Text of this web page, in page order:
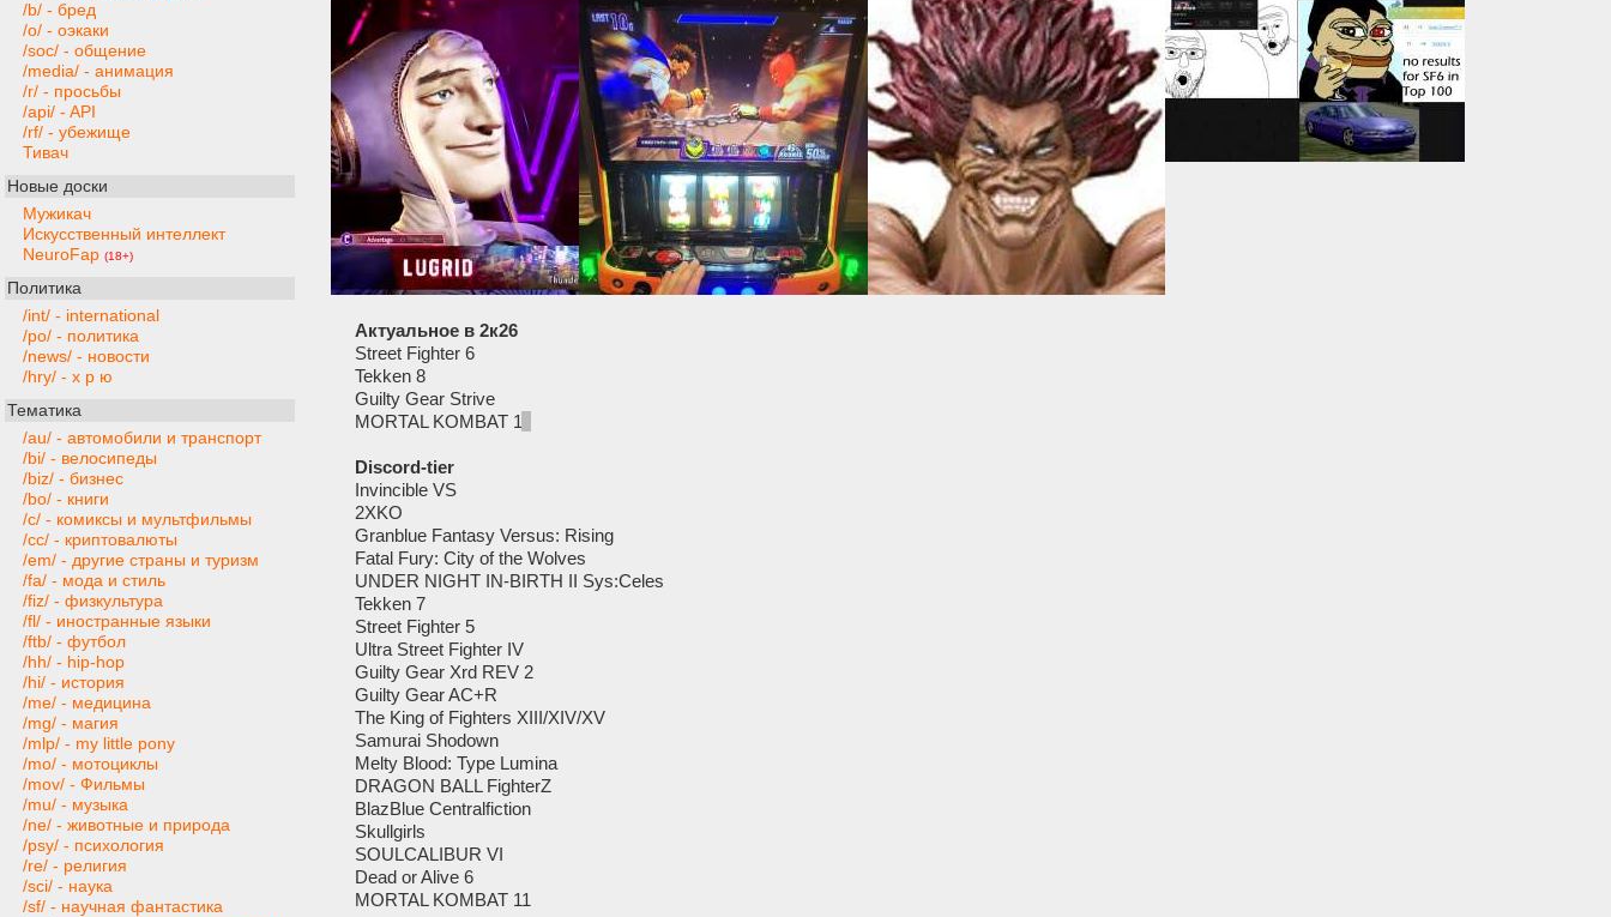
/b/ - бред
/o/ - оэкаки
/soc/ - общение
/media/ - анимация
/r/ - просьбы
/api/ - API
/rf/ - убежище
Тивач
Новые доски
Мужикач
Искусственный интеллект
NeuroFap (18+)
Политика
/int/ - international
/po/ - политика
/news/ - новости
/hry/ - х р ю
Тематика
/au/ - автомобили и транспорт
/bi/ - велосипеды
/biz/ - бизнес
/bo/ - книги
/c/ - комиксы и мультфильмы
/cc/ - криптовалюты
/em/ - другие страны и туризм
/fa/ - мода и стиль
/fiz/ - физкультура
/fl/ - иностранные языки
/ftb/ - футбол
/hh/ - hip-hop
/hi/ - история
/me/ - медицина
/mg/ - магия
/mlp/ - my little pony
/mo/ - мотоциклы
/mov/ - Фильмы
/mu/ - музыка
/ne/ - животные и природа
/psy/ - психология
/re/ - религия
/sci/ - наука
/sf/ - научная фантастика
Актуальное в 2к26
Street Fighter 6
Tekken 8
Guilty Gear Strive
MORTAL KOMBAT 1
Discord-tier
Invincible VS
2XKO
Granblue Fantasy Versus: Rising
Fatal Fury: City of the Wolves
UNDER NIGHT IN-BIRTH II Sys:Celes
Tekken 7
Street Fighter 5
Ultra Street Fighter IV
Guilty Gear Xrd REV 2
Guilty Gear AC+R
The King of Fighters XIII/XIV/XV
Samurai Shodown
Melty Blood: Type Lumina
DRAGON BALL FighterZ
BlazBlue Centralfiction
Skullgirls
SOULCALIBUR VI
Dead or Alive 6
MORTAL KOMBAT 11